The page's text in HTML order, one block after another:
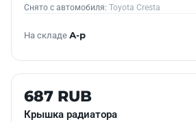
Снято с автомобиля: Toyota Cresta
На складе А-р
Б/У В НАЛИЧИИ
687 RUB
Крышка радиатора